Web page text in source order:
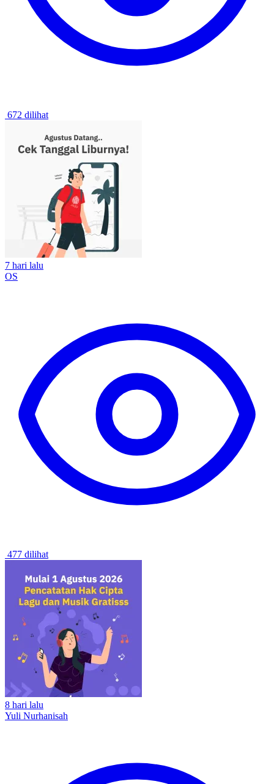
672 dilihat
7 hari lalu
OS
477 dilihat
8 hari lalu
Yuli Nurhanisah